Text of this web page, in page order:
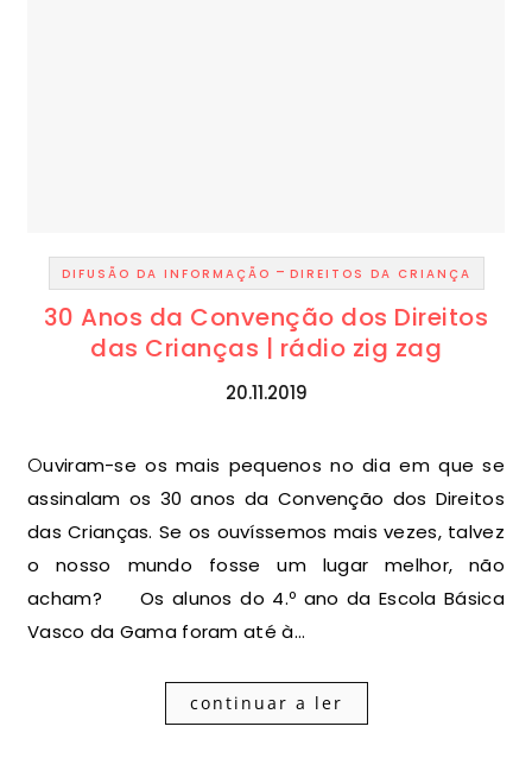
DIFUSÃO DA INFORMAÇÃO - DIREITOS DA CRIANÇA
30 Anos da Convenção dos Direitos
das Crianças | rádio zig zag
20.11.2019
Ouviram-se os mais pequenos no dia em que se
assinalam os 30 anos da Convenção dos Direitos
das Crianças. Se os ouvíssemos mais vezes, talvez
o nosso mundo fosse um lugar melhor, não
acham? Os alunos do 4.º ano da Escola Básica
Vasco da Gama foram até à…
continuar a ler